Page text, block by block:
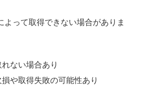
よって取得できない場合がありま
れない場合あり
損や取得失敗の可能性あり